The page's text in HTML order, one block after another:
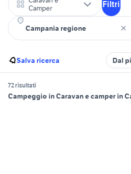
Camper
Filtri
Salva ricerca Dal
72 risultati
Campeggio in Caravan e camper in